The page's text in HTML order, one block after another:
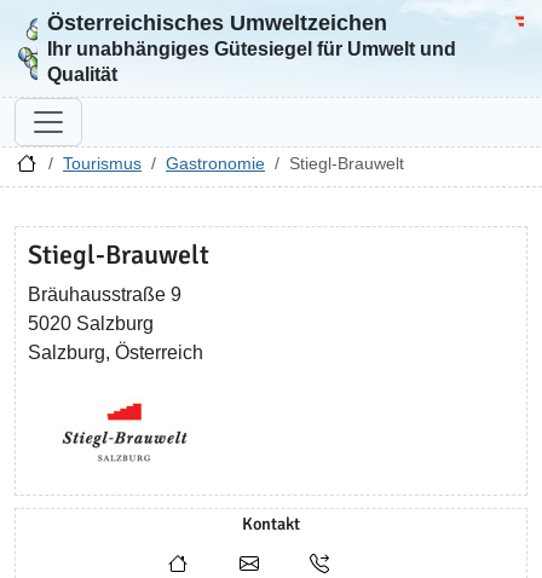
Zur Startseite
Österreichisches Umweltzeichen
Ihr unabhängiges Gütesiegel für Umwelt und
Qualität
Tourismus Gastronomie Stiegl-Brauwelt
Stiegl-Brauwelt
Bräuhausstraße 9
5020 Salzburg
Salzburg, Österreich
Kontakt